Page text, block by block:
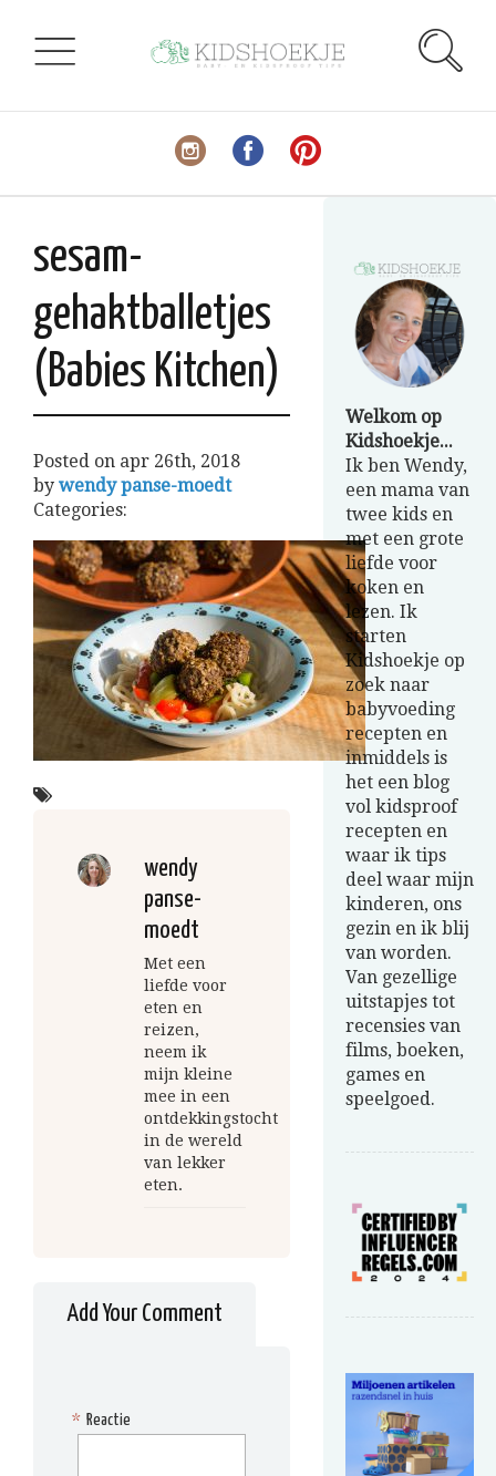
sesam-
gehaktballetjes
(Babies Kitchen)
Posted on apr 26th, 2018
by wendy panse-moedt
Categories:
wendy
panse-
moedt
Met een
liefde voor
eten en
reizen,
neem ik
mijn kleine
mee in een
ontdekkingstocht
in de wereld
van lekker
eten.
Add Your Comment
Reactie
*
Welkom op
Kidshoekje...
Ik ben Wendy,
een mama van
twee kids en
met een grote
liefde voor
koken en
lezen. Ik
starten
Kidshoekje op
zoek naar
babyvoeding
recepten en
inmiddels is
het een blog
vol kidsproof
recepten en
waar ik tips
deel waar mijn
kinderen, ons
gezin en ik blij
van worden.
Van gezellige
uitstapjes tot
recensies van
films, boeken,
games en
speelgoed.